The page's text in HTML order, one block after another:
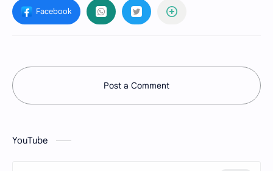
Post a Comment
YouTube